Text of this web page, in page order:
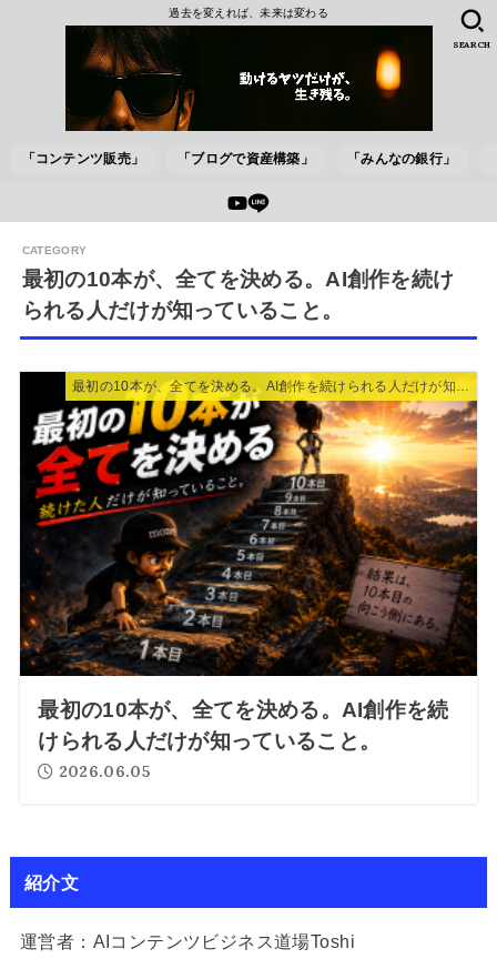
過去を変えれば、未来は変わる
「コンテンツ販売」 「ブログで資産構築」 「みんなの銀行」
SEARCH
最初の10本が、全てを決める。AI創作を続け
られる人だけが知っていること。
最初の10本が、全てを決める。AI創作を続けられる人だけが知っていること。
最初の10本が、全てを決める。AI創作を続
けられる人だけが知っていること。
2026.06.05
紹介文
運営者：AIコンテンツビジネス道場Toshi